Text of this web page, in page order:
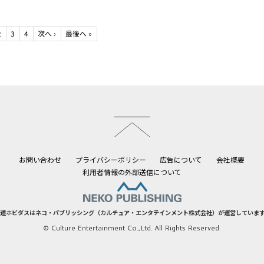
3 4 次へ › 最後へ »
お問い合わせ プライバシーポリシー 広告について
会社概要
利用者情報の外部送信について
ホビダスはネコ・パブリッシング（カルチュア・エンタテインメント株式会社）が運営していま
© Culture Entertainment Co.,Ltd. All Rights Reserved.